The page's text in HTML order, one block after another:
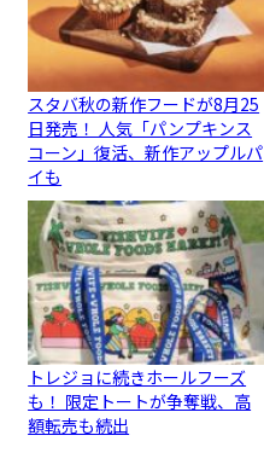
スタバ秋の新作フードが8月25
日発売！ 人気「パンプキンス
コーン」復活、新作アップルパ
イも
トレジョに続きホールフーズ
も！ 限定トートが争奪戦、高
額転売も続出